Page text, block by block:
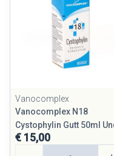
Vanocomplex
Vanocomplex N18
Cystophylin Gutt 50ml
€ 15,00